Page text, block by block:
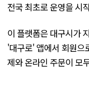
전국 최초로 운영을 시
이 플랫폼은 대구시가
'대구로' 앱에서 회원으
제와 온라인 주문이 모